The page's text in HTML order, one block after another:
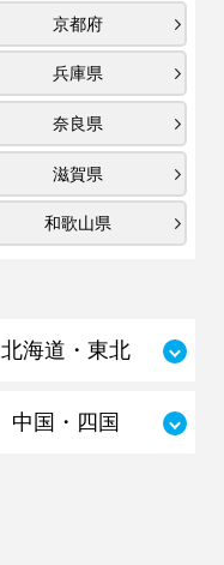
京都府
兵庫県
奈良県
滋賀県
和歌山県
北海道・東北
中国・四国